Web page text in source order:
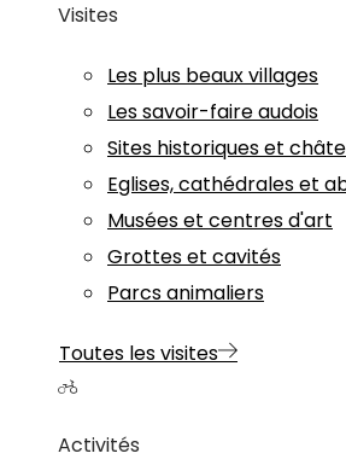
Visites
Les plus beaux villages
Les savoir-faire audois
Sites historiques et
Eglises, cathédrales et
Musées et centres d'art
Grottes et cavités
Parcs animaliers
Toutes les visites
Activités